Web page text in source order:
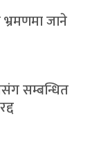
भ्रमणमा जाने
सम्बन्धित